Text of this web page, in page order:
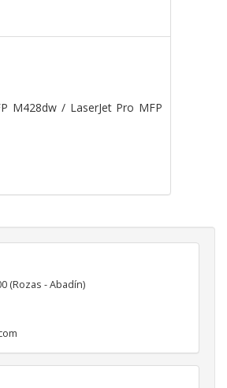
M428dw / LaserJet Pro MFP
(Rozas - Abadín)